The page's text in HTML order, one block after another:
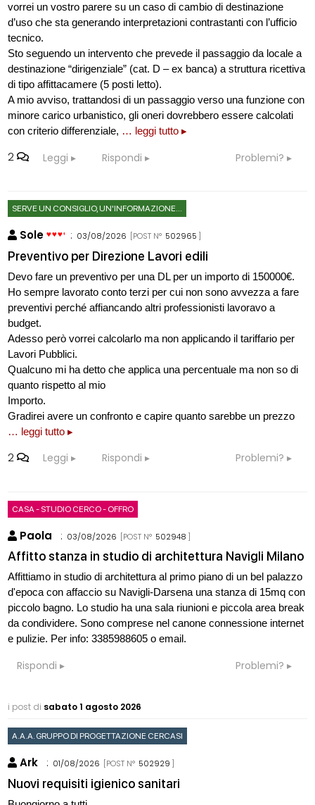
vorrei un vostro parere su un caso di cambio di destinazione
d’uso che sta generando interpretazioni contrastanti con l’ufficio
tecnico.
Sto seguendo un intervento che prevede il passaggio da locale a
destinazione “dirigenziale” (cat. D – ex banca) a struttura ricettiva
di tipo affittacamere (5 posti letto).
A mio avviso, trattandosi di un passaggio verso una funzione con
minore carico urbanistico, gli oneri dovrebbero essere calcolati
con criterio differenziale, … leggi tutto ▸
2 Leggi Rispondi Problemi?
SERVE UN CONSIGLIO, UN'INFORMAZIONE...
Sole : 03/08/2026 [POST N° 502965 ]
Preventivo per Direzione Lavori edili
Devo fare un preventivo per una DL per un importo di 150000€.
Ho sempre lavorato conto terzi per cui non sono avvezza a fare
preventivi perché affiancando altri professionisti lavoravo a
budget.
Adesso però vorrei calcolarlo ma non applicando il tariffario per
Lavori Pubblici.
Qualcuno mi ha detto che applica una percentuale ma non so di
quanto rispetto al mio
Importo.
Gradirei avere un confronto e capire quanto sarebbe un prezzo
… leggi tutto ▸
2 Leggi Rispondi Problemi?
CASA - STUDIO CERCO - OFFRO
Paola : 03/08/2026 [POST N° 502948 ]
Affitto stanza in studio di architettura Navigli Milano
Affittiamo in studio di architettura al primo piano di un bel palazzo
d'epoca con affaccio su Navigli-Darsena una stanza di 15mq con
piccolo bagno. Lo studio ha una sala riunioni e piccola area break
da condividere. Sono comprese nel canone connessione internet
e pulizie. Per info: 3385988605 o email.
Rispondi Problemi?
i post di sabato 1 agosto 2026
A.A.A. GRUPPO DI PROGETTAZIONE CERCASI
Ark : 01/08/2026 [POST N° 502929 ]
Nuovi requisiti igienico sanitari